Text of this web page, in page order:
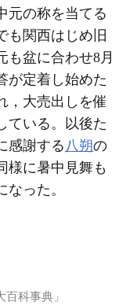
元の称を当てる
も関西はじめ旧
も盆に合わせ8月
が定着し始めた
，大売出しを催
ている。以後た
感謝する 八朔の
様に暑中見舞も
った。
科事典」